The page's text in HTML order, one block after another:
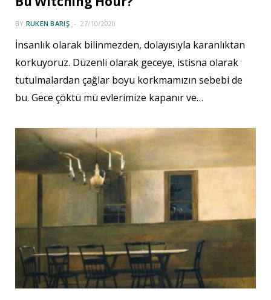
BY RUKEN BARIŞ 27/10/2020
İnsanlık olarak bilinmezden, dolayısıyla karanlıktan
korkuyoruz. Düzenli olarak geceye, istisna olarak
tutulmalardan çağlar boyu korkmamızın sebebi de
bu. Gece çöktü mü evlerimize kapanır ve…